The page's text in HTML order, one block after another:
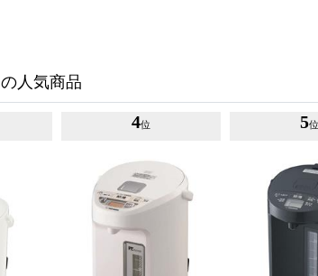
人気商品
4位 5位